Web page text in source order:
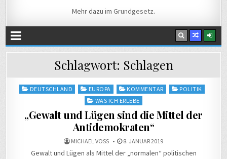
Mehr dazu im Grundgesetz.
Schlagwort: Schlagen
PostedDEUTSCHLAND EUROPA KOMMENTAR
POLITIK
WAS ICH ERLEBE
„Gewalt und Lügen sind die Mittel der
Antidemokraten“
MICHAEL VOSS 8. JANUAR 2019
Gewalt und Lügen als Mittel der „normalen“ politischen